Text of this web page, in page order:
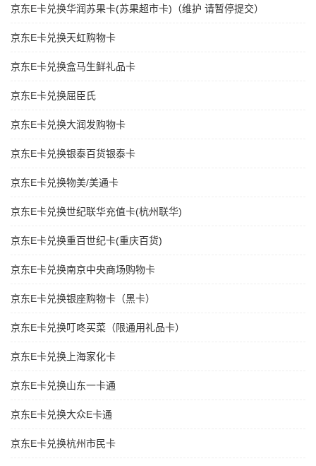
京东E卡兑换华润苏果卡(苏果超市卡)（维护 请暂停提交）
京东E卡兑换天虹购物卡
京东E卡兑换盒马生鲜礼品卡
京东E卡兑换屈臣氏
京东E卡兑换大润发购物卡
京东E卡兑换银泰百货银泰卡
京东E卡兑换物美/美通卡
京东E卡兑换世纪联华充值卡(杭州联华)
京东E卡兑换重百世纪卡(重庆百货)
京东E卡兑换南京中央商场购物卡
京东E卡兑换银座购物卡（黑卡）
京东E卡兑换叮咚买菜（限通用礼品卡）
京东E卡兑换上海家化卡
京东E卡兑换山东一卡通
京东E卡兑换大众E卡通
京东E卡兑换杭州市民卡